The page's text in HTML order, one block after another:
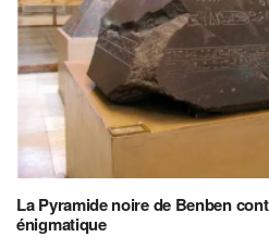
La Pyramide noire de Benben
énigmatique